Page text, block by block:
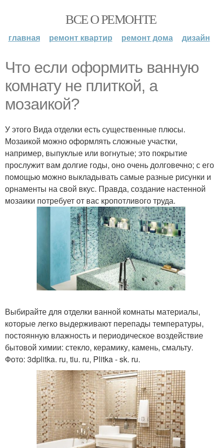
ВСЕ О РЕМОНТЕ
главная ремонт квартир ремонт дома дизайн
Что если оформить ванную
комнату не плиткой, а
мозаикой?
У этого Вида отделки есть существенные плюсы.
Мозаикой можно оформлять сложные участки,
например, выпуклые или вогнутые; это покрытие
прослужит вам долгие годы, оно очень долговечно; с его
помощью можно выкладывать самые разные рисунки и
орнаменты на свой вкус. Правда, создание настенной
мозаики потребует от вас кропотливого труда.
Выбирайте для отделки ванной комнаты материалы,
которые легко выдерживают перепады температуры,
постоянную влажность и периодическое воздействие
бытовой химии: стекло, керамику, камень, смальту.
Фото: 3dplitka. ru, tiu. ru, Plitka - sk. ru.